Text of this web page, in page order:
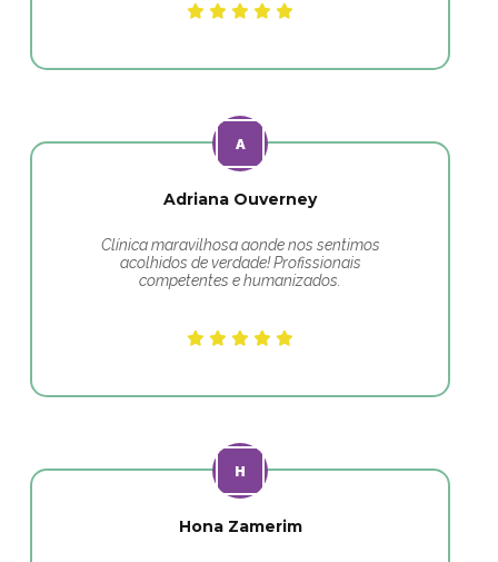
Adriana Ouverney
Clínica maravilhosa aonde nos sentimos
acolhidos de verdade! Profissionais
competentes e humanizados.
Hona Zamerim